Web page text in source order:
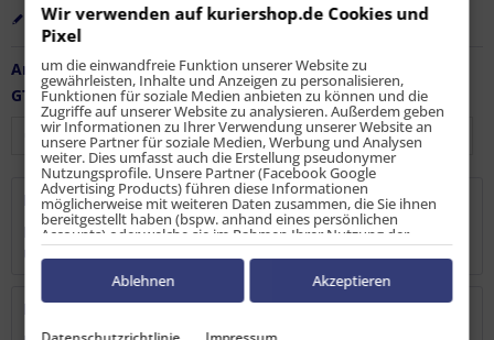
Merken Bewerten Empfehlen
Artikel-Nr.:
LS-ZW-10839-02
GTIN / EAN:
4251915913060
Beschreibung
Hier im 2er Set Zwischenwandverschluss besonders stabil
und dennoch leicht,...mehr
Bewertungen
0
Wir verwenden auf kuriershop.de Cookies und
Pixel
um die einwandfreie Funktion unserer Website zu
gewährleisten, Inhalte und Anzeigen zu personalisieren,
Funktionen für soziale Medien anbieten zu können und die
Zugriffe auf unserer Website zu analysieren. Außerdem geben
wir Informationen zu Ihrer Verwendung unserer Website an
unsere Partner für soziale Medien, Werbung und Analysen
weiter. Dies umfasst auch die Erstellung pseudonymer
Nutzungsprofile. Unsere Partner (Facebook Google
Advertising Products) führen diese Informationen
möglicherweise mit weiteren Daten zusammen, die Sie ihnen
bereitgestellt haben (bspw. anhand eines persönlichen
Accounts) oder welche sie im Rahmen Ihrer Nutzung der
Dienste gesammelt haben (bspw. Nutzungsdaten anderer
Geräte). Ihre Einwilligung zur Nutzung von Cookies und Pixeln
können Sie jederzeit widerrufen, indem Sie auf den
Datenschutz-Button links unten klicken und dort die
Ablehnen Akzeptieren